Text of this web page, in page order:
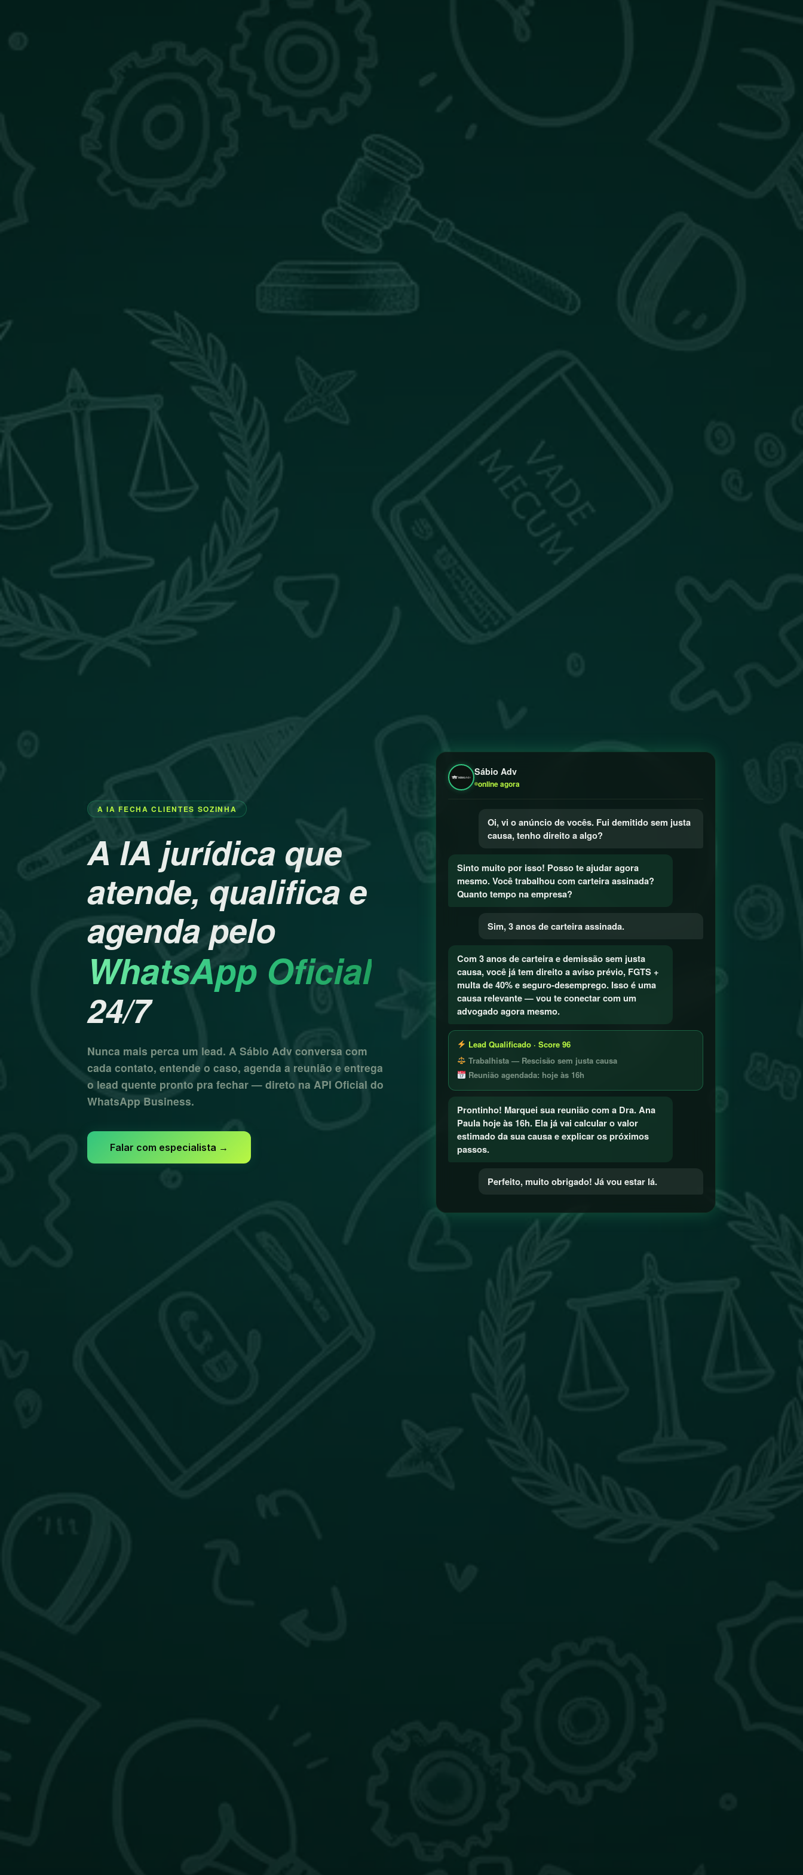
A IA FECHA CLIENTES SOZINHA
A IA jurídica que
atende, qualifica e
agenda pelo
WhatsApp Oficial
24/7
Nunca mais perca um lead. A Sábio Adv conversa com
cada contato, entende o caso, agenda a reunião e entrega
o lead quente pronto pra fechar — direto na API Oficial do
WhatsApp Business.
Falar com especialista →
Sábio Adv
online agora
Oi, vi o anúncio de vocês. Fui demitido sem justa
causa, tenho direito a algo?
Sinto muito por isso! Posso te ajudar agora
mesmo. Você trabalhou com carteira assinada?
Quanto tempo na empresa?
Sim, 3 anos de carteira assinada.
Com 3 anos de carteira e demissão sem justa
causa, você já tem direito a aviso prévio, FGTS +
multa de 40% e seguro-desemprego. Isso é uma
causa relevante — vou te conectar com um
advogado agora mesmo.
Lead Qualificado · Score 96
Trabalhista — Rescisão sem justa causa
Reunião agendada: hoje às 16h
Prontinho! Marquei sua reunião com a Dra. Ana
Paula hoje às 16h. Ela já vai calcular o valor
estimado da sua causa e explicar os próximos
passos.
Perfeito, muito obrigado! Já vou estar lá.